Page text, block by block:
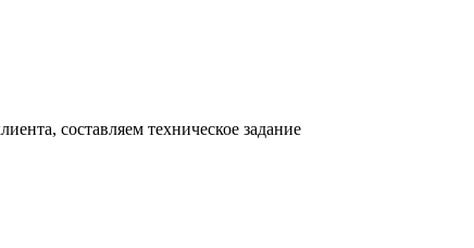
составляем техническое задание